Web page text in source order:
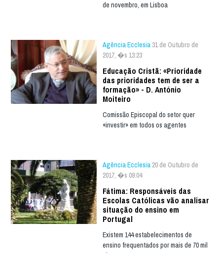
de novembro, em Lisboa
Agência Ecclesia 31 de Outubro de
2017, �s 13:23
Educação Cristã: «Prioridade
das prioridades tem de ser a
formação» - D. António
Moiteiro
Comissão Episcopal do setor quer
«investir» em todos os agentes
Agência Ecclesia 20 de Outubro de
2017, �s 09:04
Fátima: Responsáveis das
Escolas Católicas vão analisar
situação do ensino em
Portugal
Existem 144 estabelecimentos de
ensino frequentados por mais de 70 mil